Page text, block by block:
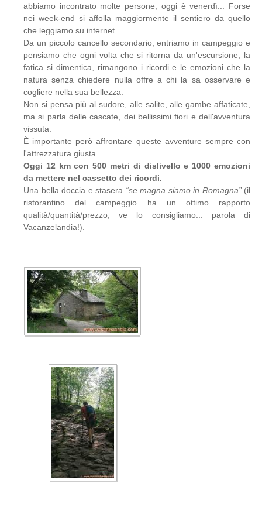
abbiamo incontrato molte persone, oggi è venerdì... Forse
nei week-end si affolla maggiormente il sentiero da quello
che leggiamo su internet.
Da un piccolo cancello secondario, entriamo in campeggio e
pensiamo che ogni volta che si ritorna da un'escursione, la
fatica si dimentica, rimangono i ricordi e le emozioni che la
natura senza chiedere nulla offre a chi la sa osservare e
cogliere nella sua bellezza.
Non si pensa più al sudore, alle salite, alle gambe affaticate,
ma si parla delle cascate, dei bellissimi fiori e dell'avventura
vissuta.
È importante però affrontare queste avventure sempre con
l'attrezzatura giusta.
Oggi 12 km con 500 metri di dislivello e 1000 emozioni
da mettere nel cassetto dei ricordi.
Una bella doccia e stasera “se magna siamo in Romagna”(il
ristorantino del campeggio ha un ottimo rapporto
qualità/quantità/prezzo, ve lo consigliamo... parola di
Vacanzelandia!).